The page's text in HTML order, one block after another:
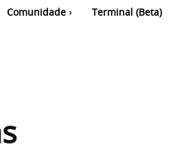
Comunidade Terminal (Beta)